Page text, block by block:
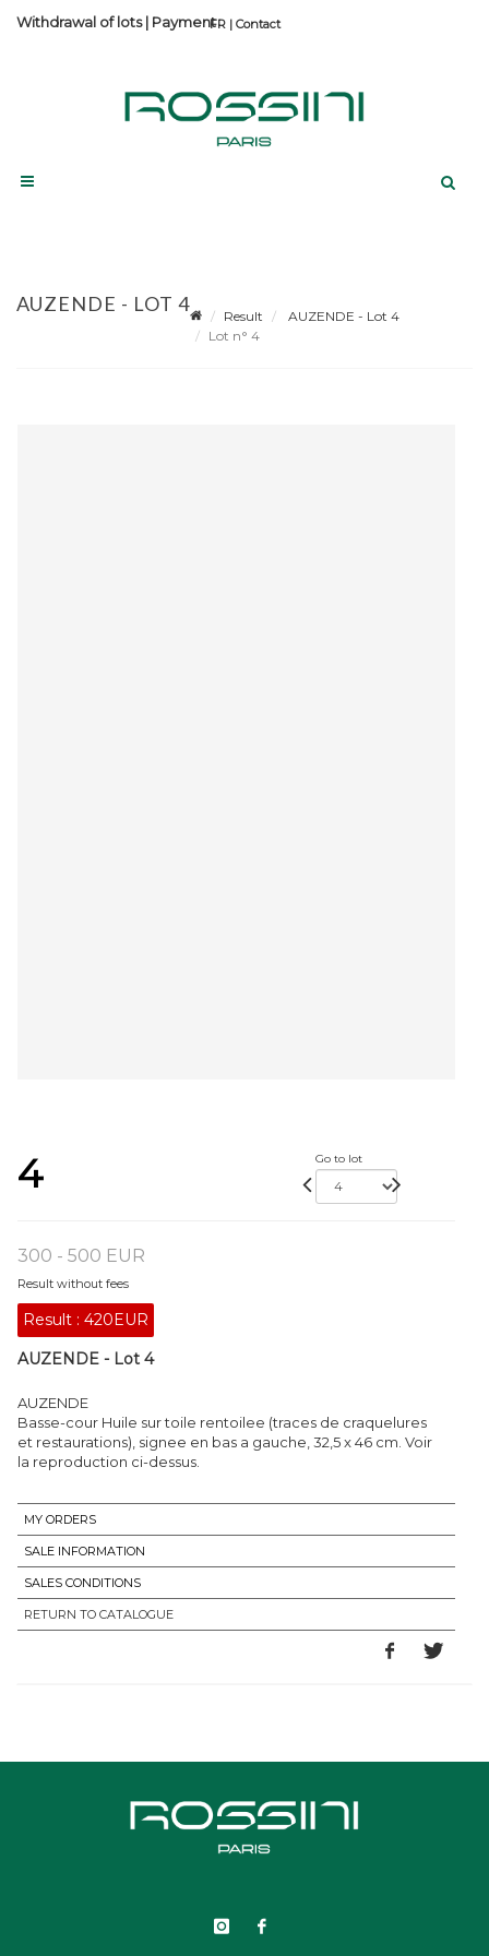
Contact
Withdrawal of lots| Payment
AUZENDE - LOT 4
Result
AUZENDE - Lot 4
Lot n° 4
4 Go to lot
300 - 500 EUR
Result without fees
Result : 420EUR
AUZENDE - Lot 4
AUZENDE
Basse-cour Huile sur toile rentoilee (traces de craquelures
et restaurations), signee en bas a gauche, 32,5 x 46 cm. Voir
la reproduction ci-dessus.
MY ORDERS
SALE INFORMATION
SALES CONDITIONS
RETURN TO CATALOGUE